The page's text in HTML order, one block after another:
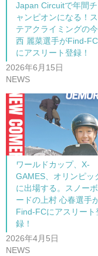
Japan Circuitで年間チ
ャンピオンになる！ス
テアクライミングの今
西 麗菜選手がFind-FC
にアスリート登録！
2026年6月15日
NEWS
ワールドカップ、X-
GAMES、オリンピッ
に出場する。スノーボ
ードの上村 心春選手
Find-FCにアスリート
録！
2026年4月5日
NEWS